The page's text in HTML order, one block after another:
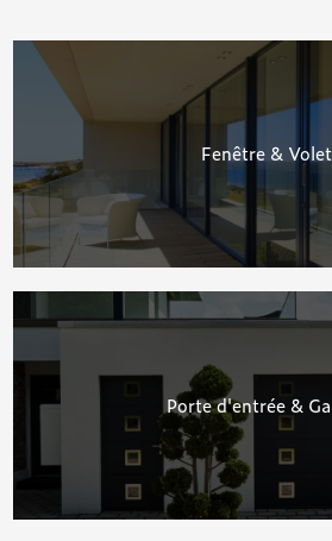
Fenêtre & Volet
Porte d'entrée &